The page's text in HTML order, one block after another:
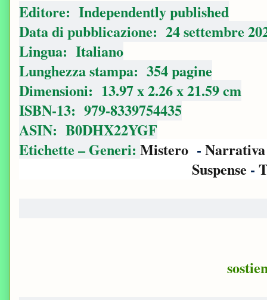
Editore‏: ‎ Independently published
Data di pubblicazione‏: ‎ 24 settembre
Lingua‏: ‎ Italiano
Lunghezza stampa‏: ‎ 354 pagine
Dimensioni‏: ‎ 13.97 x 2.26 x 21.59 cm
ISBN-13‏: ‎ 979-8339754435
ASIN‏: ‎ B0DHX22YGF
Etichette – Generi: Mistero - Narrativa
Suspense -